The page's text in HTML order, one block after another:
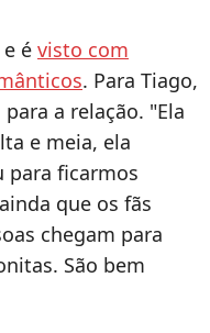
é visto com
. Para Tiago,
a relação. "Ela
e meia, ela
para ficarmos
que os fãs
chegam para
São bem